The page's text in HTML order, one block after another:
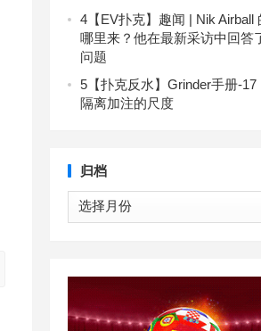
4 【EV扑克】趣闻 | Nik Airball
哪里来？他在最新采访中回答
问题
5 【扑克反水】Grinder手册-17
隔离加注的尺度
归档
归